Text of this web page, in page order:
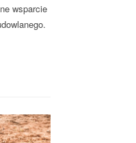
wsparcie